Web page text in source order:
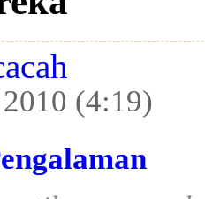
(4:19)